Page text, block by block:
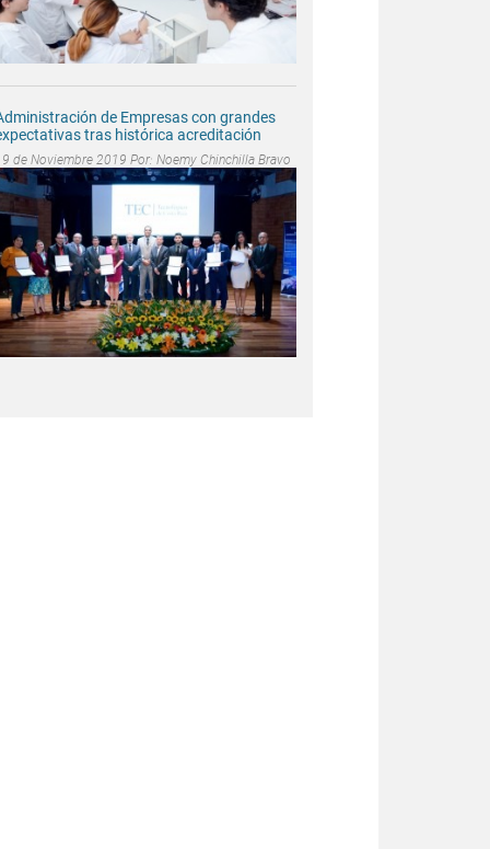
de Empresas con grandes
tras histórica acreditación
de Noviembre 2019 Por: Noemy Chinchilla Bravo